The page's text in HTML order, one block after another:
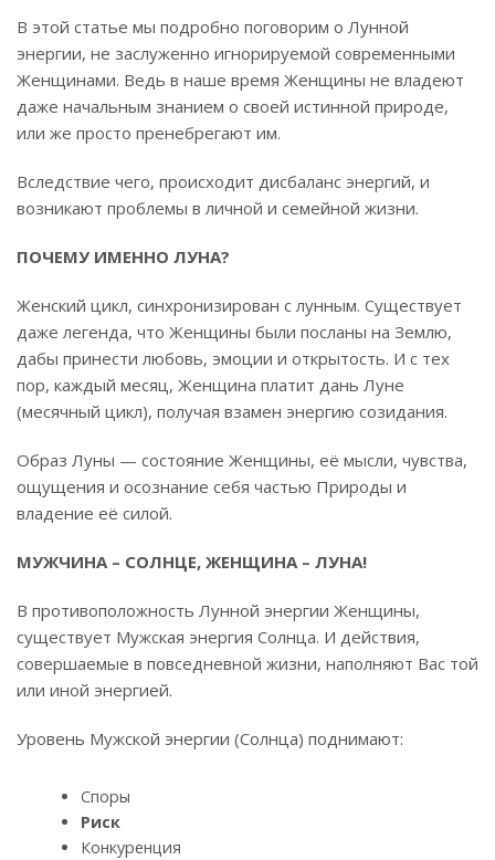
В этой статье мы подробно поговорим о Лунной
энергии, не заслуженно игнорируемой современными
Женщинами. Ведь в наше время Женщины не владеют
даже начальным знанием о своей истинной природе,
или же просто пренебрегают им.
Вследствие чего, происходит дисбаланс энергий, и
возникают проблемы в личной и семейной жизни.
ПОЧЕМУ ИМЕННО ЛУНА?
Женский цикл, синхронизирован с лунным. Существует
даже легенда, что Женщины были посланы на Землю,
дабы принести любовь, эмоции и открытость. И с тех
пор, каждый месяц, Женщина платит дань Луне
(месячный цикл), получая взамен энергию созидания.
Образ Луны — состояние Женщины, её мысли, чувства,
ощущения и осознание себя частью Природы и
владение её силой.
МУЖЧИНА – СОЛНЦЕ, ЖЕНЩИНА – ЛУНА!
В противоположность Лунной энергии Женщины,
существует Мужская энергия Солнца. И действия,
совершаемые в повседневной жизни, наполняют Вас той
или иной энергией.
Уровень Мужской энергии (Солнца) поднимают:
Споры
Риск
Конкуренция